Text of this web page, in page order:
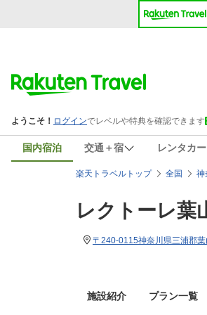
国内宿泊 交通＋宿 レンタカー
楽天トラベルトップ 全国 神
レクトーレ
〒240-0115神奈川県三浦郡
施設紹介 プラン一覧